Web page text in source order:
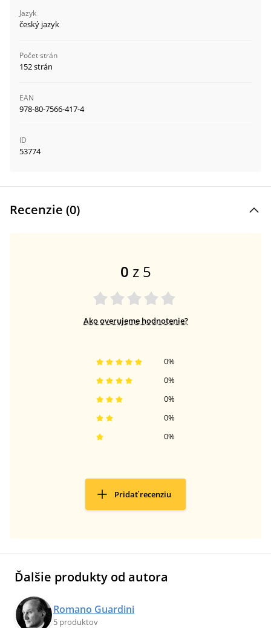
Jazyk
český jazyk
Počet strán
152 strán
EAN
978-80-7566-417-4
ID
53774
Recenzie (0)
0 z 5
Ako overujeme hodnotenie?
0%
0%
0%
0%
0%
Pridať recenziu
Ďalšie produkty od autora
Romano Guardini
5 produktov